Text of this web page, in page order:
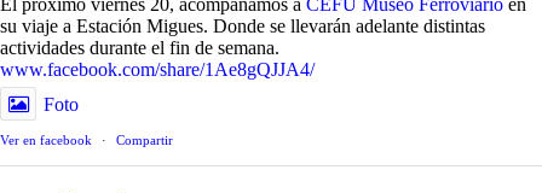
El próximo viernes 20, acompañamos a CEFU Museo Ferroviario en
su viaje a Estación Migues. Donde se llevarán adelante distintas
actividades durante el fin de semana.
www.facebook.com/share/1Ae8gQJJA4/
Foto
Ver en facebook · Compartir